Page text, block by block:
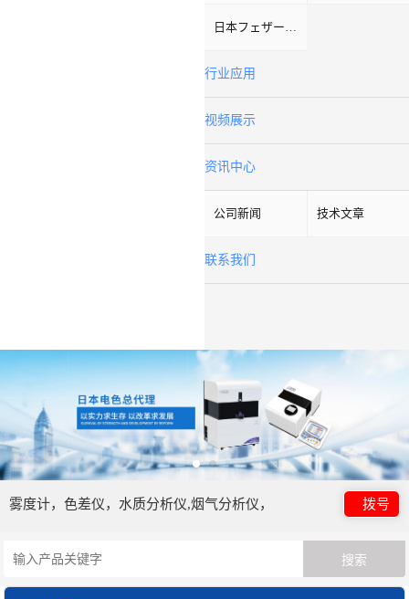
日本フェザーFeather
行业应用
视频展示
资讯中心
公司新闻 技术文章
联系我们
雾度计，色差仪，水质分析仪,烟气分析仪， 拨号